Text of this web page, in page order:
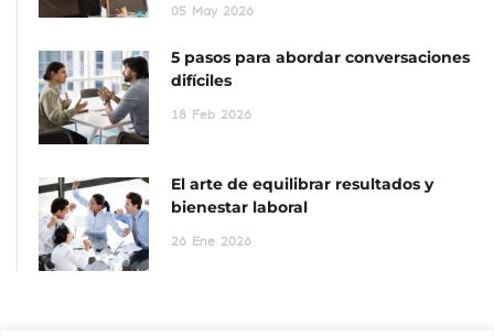
05 May 2026
5 pasos para abordar conversaciones
difíciles
18 Feb 2026
El arte de equilibrar resultados y
bienestar laboral
26 Ene 2026